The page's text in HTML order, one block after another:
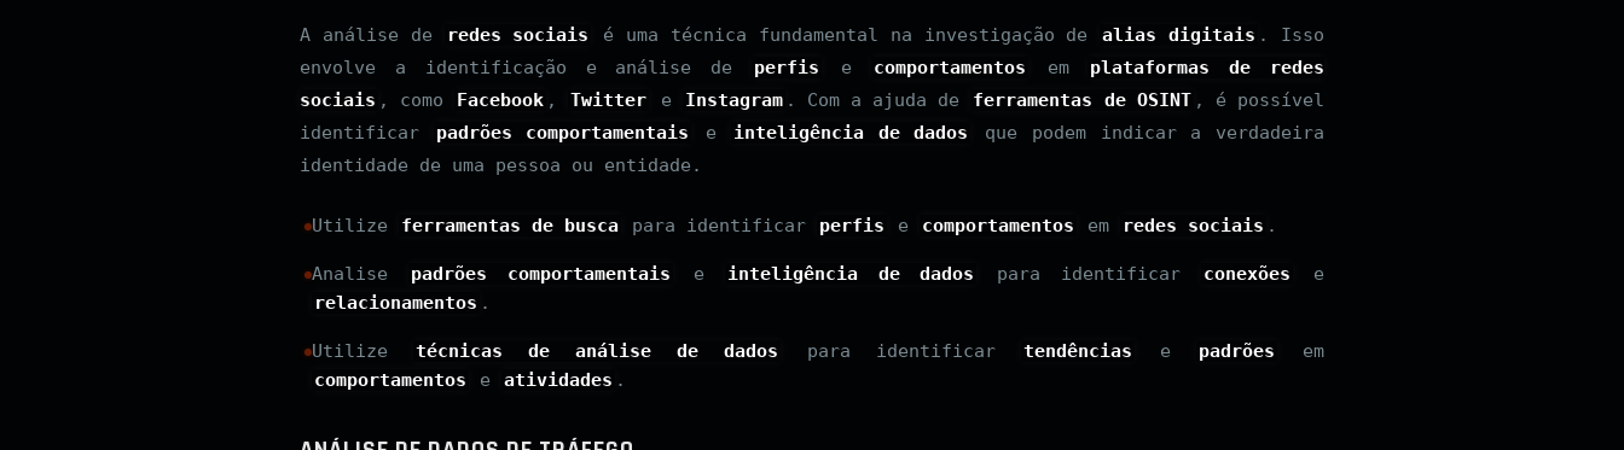
A análise de redes sociais é uma técnica fundamental na investigação de alias digitais . Isso
envolve a identificação e análise de
perfis e comportamentos em
plataformas de redes
sociais , como Facebook , Twitter e Instagram . Com a ajuda de ferramentas de OSINT , é possível
identificar
padrões comportamentais e inteligência de dados
que podem indicar a verdadeira
identidade de uma pessoa ou entidade.
Utilize ferramentas de busca para identificar perfis e comportamentos em redes sociais .
Analise padrões comportamentais e inteligência de dados para identificar conexões
e
relacionamentos .
Utilize técnicas de análise de dados para identificar tendências e padrões
em
comportamentos
e atividades .